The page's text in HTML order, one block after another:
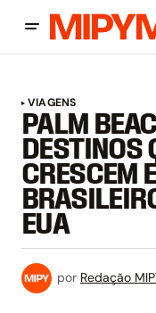
VIAGENS
PALM
DESTINOS
CRESCEM
EUA
por Redação